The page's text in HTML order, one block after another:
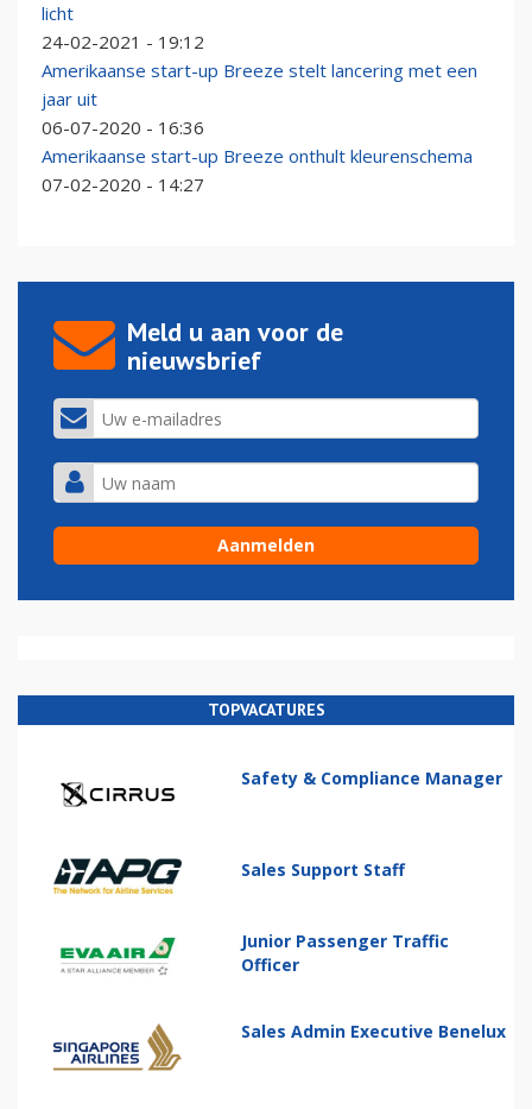
licht
24-02-2021 - 19:12
Amerikaanse start-up Breeze stelt lancering met een
jaar uit
06-07-2020 - 16:36
Amerikaanse start-up Breeze onthult kleurenschema
07-02-2020 - 14:27
Meld u aan voor de
nieuwsbrief
TOPVACATURES
Safety & Compliance Manager
Sales Support Staff
Junior Passenger Traffic
Officer
Sales Admin Executive Benelux